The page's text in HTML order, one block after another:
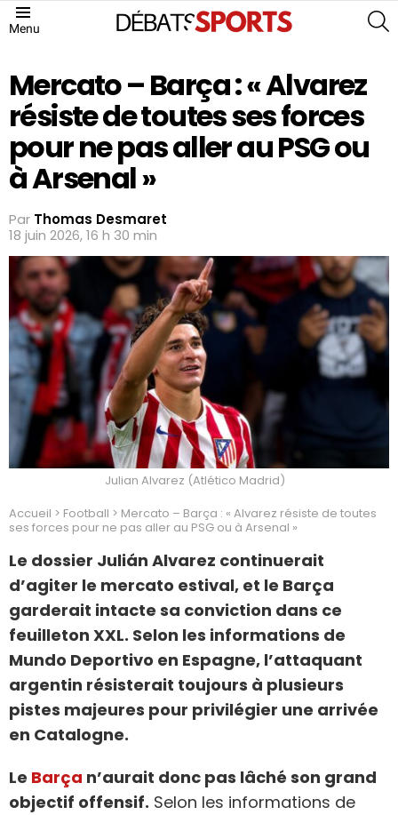
Menu
Mercato – Barça : « Alvarez
résiste de toutes ses forces
pour ne pas aller au PSG ou
à Arsenal »
Par Thomas Desmaret
18 juin 2026, 16 h 30 min
Julian Alvarez (Atlético Madrid)
Accueil > Football > Mercato – Barça : « Alvarez résiste de toutes
ses forces pour ne pas aller au PSG ou à Arsenal »
Le dossier Julián Alvarez continuerait
d’agiter le mercato estival, et le Barça
garderait intacte sa conviction dans ce
feuilleton XXL. Selon les informations de
Mundo Deportivo en Espagne, l’attaquant
argentin résisterait toujours à plusieurs
pistes majeures pour privilégier une arrivée
en Catalogne.
Le Barça n’aurait donc pas lâché son grand
objectif offensif. Selon les informations de